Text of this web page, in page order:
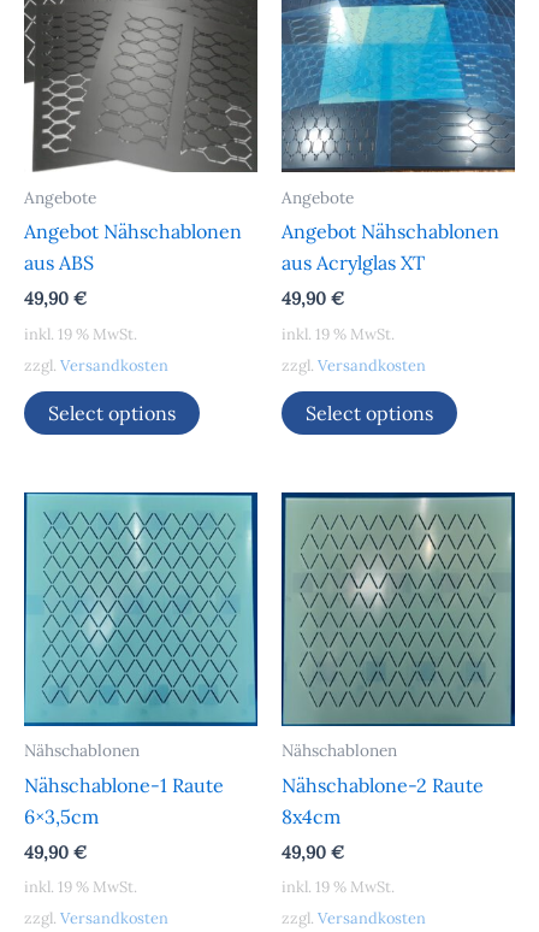
Angebote
Angebot Nähschablonen
aus ABS
49,90 €
inkl. 19 % MwSt.
zzgl. Versandkosten
Select options
Angebote
Angebot Nähschablonen
aus Acrylglas XT
49,90 €
inkl. 19 % MwSt.
zzgl. Versandkosten
Select options
Nähschablonen
Nähschablone-1 Raute
6×3,5cm
49,90 €
inkl. 19 % MwSt.
zzgl. Versandkosten
Nähschablonen
Nähschablone-2 Raute
8x4cm
49,90 €
inkl. 19 % MwSt.
zzgl. Versandkosten